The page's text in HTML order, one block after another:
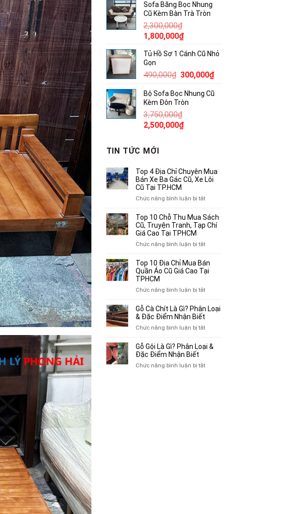
là:
1,860,000₫.
tại
là:
Sofa Băng Bọc Nhung
Cũ Kèm Bàn Trà Tròn
2,300,000₫
Giá
là:
2,300,000₫.
1,800,000₫Giá
tại
1,800,000₫.
Tủ Hồ Sơ 1 Cánh Cũ Nhỏ
Gọn
490,000₫ Giá
là:
490,000₫.
300,000₫Giá
tại
Bộ Sofa Bọc Nhung Cũ
Kèm Đôn Tròn
3,750,000₫
Giá
là:
3,750,000₫.
2,500,000₫Giá
2,500,000₫.
TIN TỨC MỚI
Top 4 Địa Chỉ Chuyên Mua
Bán Xe Ba Gác Cũ, Xe Lôi
Cũ Tại TP.HCM
Chức năng bình luận bị tắtở
4
Địa
Xe
Ba
Cũ,
Lôi
Cũ
Tại
Top 10 Chỗ Thu Mua Sách
Cũ, Truyện Tranh, Tạp Chí
Giá Cao Tại TPHCM
Chức năng bình luận bị tắtở
10
Chỗ
Truyện
Tranh,
Tạp
Giá
Tại
Top 10 Địa Chỉ Mua Bán
Quần Áo Cũ Giá Cao Tại
TPHCM
Chức năng bình luận bị tắtở
10
Địa
Mua
Quần
Cũ
Gỗ Cà Chít Là Gì? Phân Loại
& Đặc Điểm Nhận Biết
Chức năng bình luận bị tắtở
Cà
Gì?
Gỗ Gội Là Gì? Phân Loại &
Đặc Điểm Nhận Biết
Chức năng bình luận bị tắtở